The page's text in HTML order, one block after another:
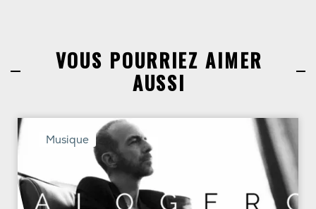
VOUS POURRIEZ AIMER
AUSSI
Musique